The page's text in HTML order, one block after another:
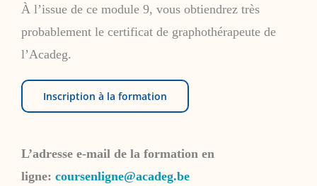
À l’issue de ce module 9, vous obtiendrez très
probablement le certificat de graphothérapeute de
l’Acadeg.
Inscription à la formation
L’adresse e-mail de la formation en
ligne: coursenligne@acadeg.be